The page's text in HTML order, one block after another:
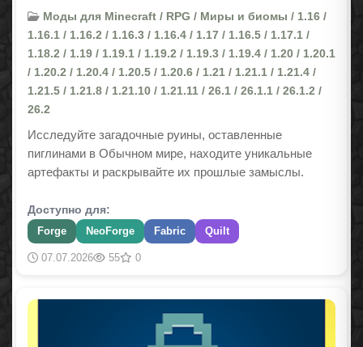
Моды для Minecraft / RPG / Миры и биомы / 1.16 /
1.16.1 / 1.16.2 / 1.16.3 / 1.16.4 / 1.17 / 1.16.5 / 1.17.1 /
1.18.2 / 1.19 / 1.19.1 / 1.19.2 / 1.19.3 / 1.19.4 / 1.20 / 1.20.1
/ 1.20.2 / 1.20.4 / 1.20.5 / 1.20.6 / 1.21 / 1.21.1 / 1.21.4 /
1.21.5 / 1.21.8 / 1.21.10 / 1.21.11 / 26.1 / 26.1.1 / 26.1.2 /
26.2
Исследуйте загадочные руины, оставленные
пиглинами в Обычном мире, находите уникальные
артефакты и раскрывайте их прошлые замыслы.
Доступно для:
Forge NeoForge Fabric Quilt
07.07.2026 55 0